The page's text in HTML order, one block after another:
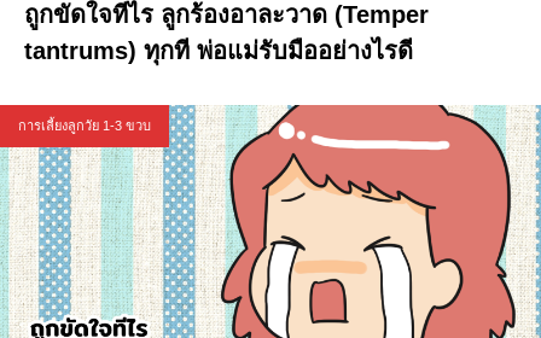
ถูกขัดใจทีไร ลูกร้องอาละวาด (Temper
tantrums) ทุกที พ่อแม่รับมืออย่างไรดี
การเลี้ยงลูกวัย 1-3 ขวบ